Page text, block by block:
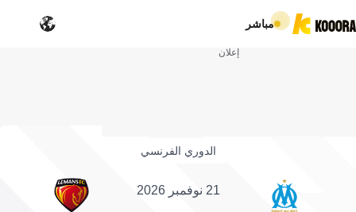
مباشر
إعلان
الدوري الفرنسي
21 نوفمبر 2026